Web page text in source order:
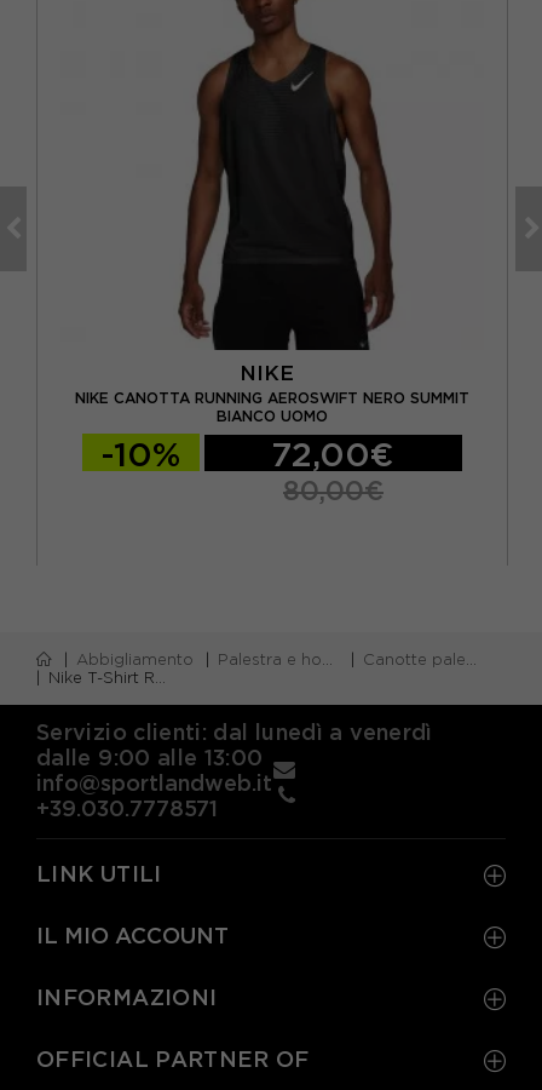
NIKE
NIKE CANOTTA RUNNING AEROSWIFT NERO SUMMIT
BIANCO UOMO
-10% 72,00€
80,00€
Abbigliamento Palestra e home gym
Canotte palestra
Nike T-Shirt Running Retro Track Nero Argento Uomo
Servizio clienti: dal lunedì a venerdì
dalle 9:00 alle 13:00
info@sportlandweb.it
+39.030.7778571
LINK UTILI
IL MIO ACCOUNT
INFORMAZIONI
OFFICIAL PARTNER OF